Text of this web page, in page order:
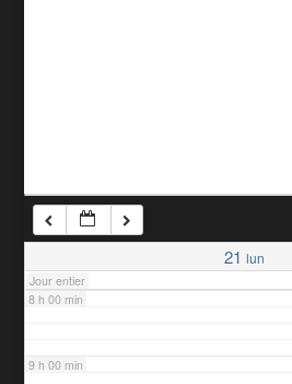
21 lun
Jour entier
7 h 00 min
8 h 00 min
9 h 00 min